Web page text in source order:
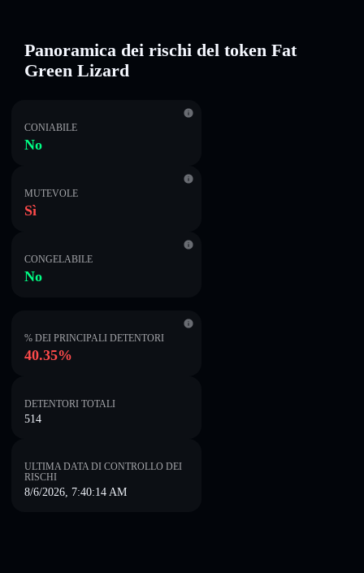
Panoramica dei rischi del token Fat
Green Lizard
CONIABILE
No
MUTEVOLE
Sì
CONGELABILE
No
% DEI PRINCIPALI DETENTORI
40.35%
DETENTORI TOTALI
514
ULTIMA DATA DI CONTROLLO DEI
RISCHI
8/6/2026, 7:40:14 AM